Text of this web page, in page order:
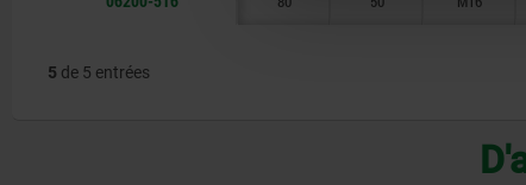
5 de 5 entrées